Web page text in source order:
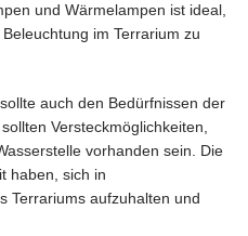
und Wärmelampen ist ideal,
im Terrarium zu
auch den Bedürfnissen der
Versteckmöglichkeiten,
vorhanden sein. Die
haben, sich in
Terrariums aufzuhalten und